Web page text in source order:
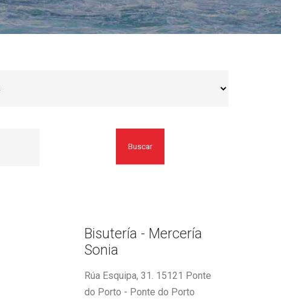
Buscar
Bisutería - Mercería
Sonia
Rúa Esquipa, 31. 15121 Ponte
do Porto - Ponte do Porto